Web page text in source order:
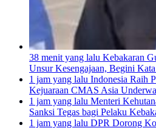
38 menit yang lalu Kebakaran
Unsur Kesengajaan, Begini
1 jam yang lalu Indonesia Raih
Kejuaraan CMAS Asia
1 jam yang lalu Menteri
Sanksi Tegas bagi Pelaku
1 jam yang lalu DPR Dorong